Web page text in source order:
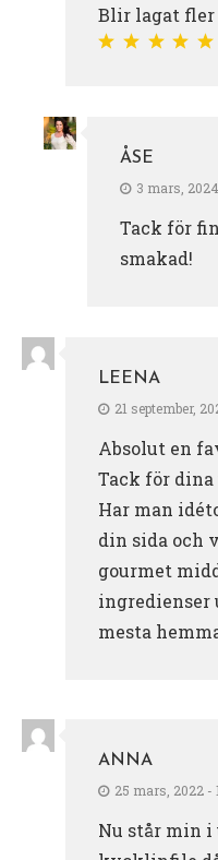
Blir lagat fler
ÅSE
3 mars,
Tack för
smakad!
LEENA
21 september,
Absolut en
Tack för dina
Har man
din sida och
gourmet
ingredienser
mesta
ANNA
25 mars, 2022 -
Nu står min i